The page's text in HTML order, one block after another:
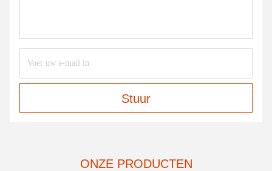
Stuur
ONZE PRODUCTEN